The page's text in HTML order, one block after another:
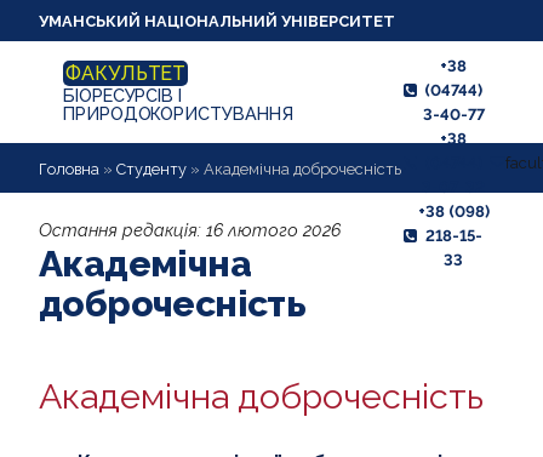
УМАНСЬКИЙ НАЦІОНАЛЬНИЙ УНІВЕРСИТЕТ
ФАКУЛЬТЕТ
БІОРЕСУРСІВ І
ПРИРОДОКОРИСТУВАННЯ
+38
(04744)
3-40-77
+38
+38 (098)
218-15-
33
ПРО ФАКУЛЬТЕТ
АБІТУРІЄНТУ
СТУДЕНТУ
НАУКОВА РОБОТА
Головна » Студенту » Академічна доброчесність
Остання редакція: 16 лютого 2026
Академічна
доброчесність
Академічна доброчесність